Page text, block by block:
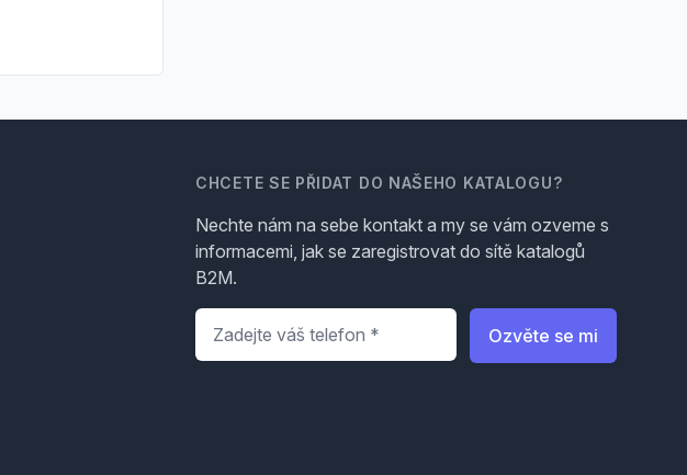
CHCETE SE PŘIDAT DO NAŠEHO KATALOGU?
Nechte nám na sebe kontakt a my se vám ozveme s
informacemi, jak se zaregistrovat do sítě katalogů
B2M.
Telefon
Ozvěte se mi